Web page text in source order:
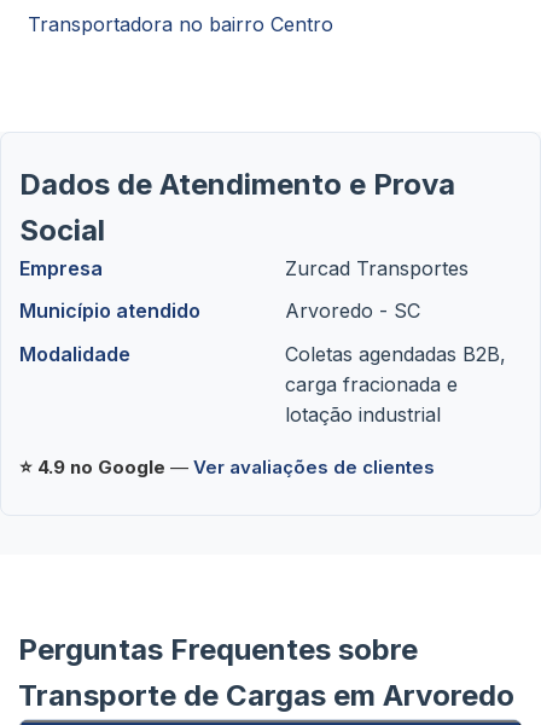
Transportadora no bairro Centro
Dados de Atendimento e Prova
Social
Empresa
Zurcad Transportes
Município atendido
Arvoredo - SC
Modalidade
Coletas agendadas B2B,
carga fracionada e
lotação industrial
⭐ 4.9 no Google — Ver avaliações de clientes
Perguntas Frequentes sobre
Transporte de Cargas em Arvoredo